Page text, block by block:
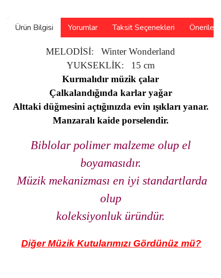
Ürün Bilgisi Yorumlar Taksit Seçenekleri
MELODİSİ: Winter Wonderland
YUKSEKLİK: 15 cm
Kurmalıdır müzik çalar
Çalkalandığında karlar yağar
Alttaki düğmesini açtığınızda evin ışıkları yanar.
Manzaralı kaide porselendir.
Biblolar polimer malzeme olup el
boyamasıdır.
Müzik mekanizması en iyi standartlarda
olup
koleksiyonluk üründür.
Diğer Müzik Kutularımızı Gördünüz mü?